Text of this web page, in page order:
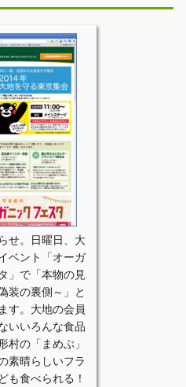
せ。日曜日、大
ベント「オーガ
」で「本物の見
装の裏側～」と
す。大地の会員
いいろんな食品
村の「まめぶ」
素晴らしいフラ
も食べられる！